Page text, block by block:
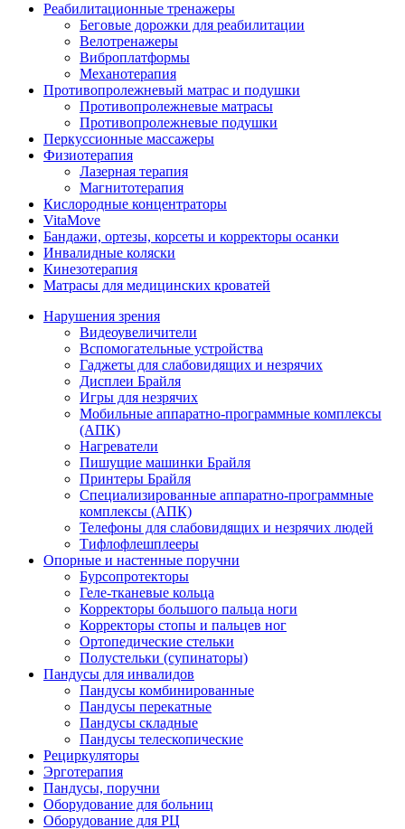
Реабилитационные тренажеры
Беговые дорожки для реабилитации
Велотренажеры
Виброплатформы
Механотерапия
Противопролежневый матрас и подушки
Противопролежневые матрасы
Противопролежневые подушки
Перкуссионные массажеры
Физиотерапия
Лазерная терапия
Магнитотерапия
Кислородные концентраторы
VitaMove
Бандажи, ортезы, корсеты и корректоры осанки
Инвалидные коляски
Кинезотерапия
Матрасы для медицинских кроватей
Нарушения зрения
Видеоувеличители
Вспомогательные устройства
Гаджеты для слабовидящих и незрячих
Дисплеи Брайля
Игры для незрячих
Мобильные аппаратно-программные комплексы
(АПК)
Нагреватели
Пишущие машинки Брайля
Принтеры Брайля
Специализированные аппаратно-программные
комплексы (АПК)
Телефоны для слабовидящих и незрячих людей
Тифлофлешплееры
Опорные и настенные поручни
Бурсопротекторы
Геле-тканевые кольца
Корректоры большого пальца ноги
Корректоры стопы и пальцев ног
Ортопедические стельки
Полустельки (супинаторы)
Пандусы для инвалидов
Пандусы комбинированные
Пандусы перекатные
Пандусы складные
Пандусы телескопические
Рециркуляторы
Эрготерапия
Пандусы, поручни
Оборудование для больниц
Оборудование для РЦ